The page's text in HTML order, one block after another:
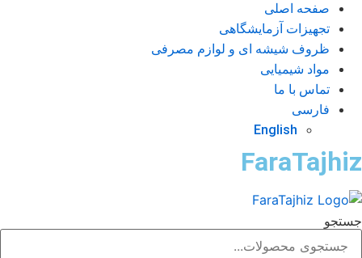
صفحه اصلی
تجهیزات آزمایشگاهی
ظروف شیشه ای و لوازم مصرفی
مواد شیمیایی
تماس با ما
فارسی
English